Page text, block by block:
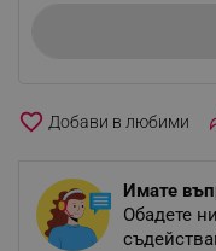
favorite_border
Имате
Обадете